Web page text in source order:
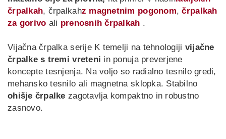
črpalkah, črpalkahz magnetnim pogonom,črpalkah
za gorivo ali prenosnih črpalkah .
Vijačna črpalka serije K temelji na tehnologiji vijačne
črpalke s tremi vreteni in ponuja preverjene
koncepte tesnjenja. Na voljo so radialno tesnilo gredi,
mehansko tesnilo ali magnetna sklopka. Stabilno
ohišje črpalke zagotavlja kompaktno in robustno
zasnovo.